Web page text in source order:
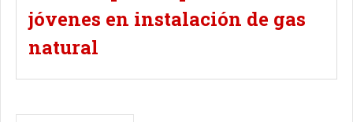
jóvenes en instalación de gas
natural